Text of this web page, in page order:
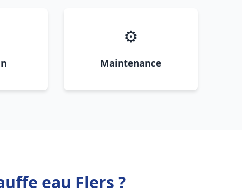
⚙️
Maintenance
eau Flers ?